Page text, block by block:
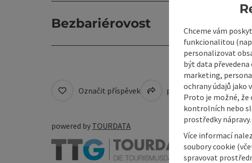
Bezbariérovost
Označit příspěvek přejít na poznámky
powered by TOURDATA
Chceme vám
funkcionalitou
personalizovat
být data
marketing,
ochrany údajů jako
Proto je možné, že
kontrolních nebo
prostředky nápravy.
Více informací
soubory cookie
spravovat